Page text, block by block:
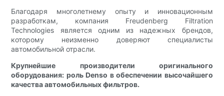
Благодаря многолетнему опыту и инновационным
разработкам, компания Freudenberg Filtration
Technologies является одним из надежных брендов,
которому неизменно доверяют специалисты
автомобильной отрасли.
Крупнейшие производители оригинального
оборудования: роль Denso в обеспечении высочайшего
качества автомобильных фильтров.